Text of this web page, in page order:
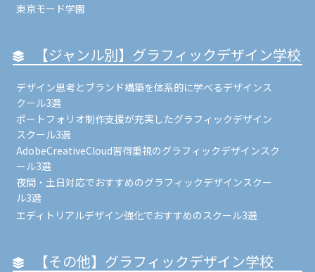
東京モード学園
【ジャンル別】グラフィックデザイン学校
デザイン思考とブランド構築を体系的に学べるデザインス
クール3選
ポートフォリオ制作支援が充実したグラフィックデザイン
スクール3選
AdobeCreativeCloud習得重視のグラフィックデザインスク
ール3選
夜間・土日対応でおすすめのグラフィックデザインスクー
ル3選
エディトリアルデザイン強化でおすすめのスクール3選
【その他】グラフィックデザイン学校